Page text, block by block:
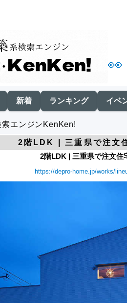
👀
新着 ランキング イベ
索エンジンKenKen!
2階LDK | 三重県で注文
2階LDK | 三重県で注文住
https://depro-home.jp/works/